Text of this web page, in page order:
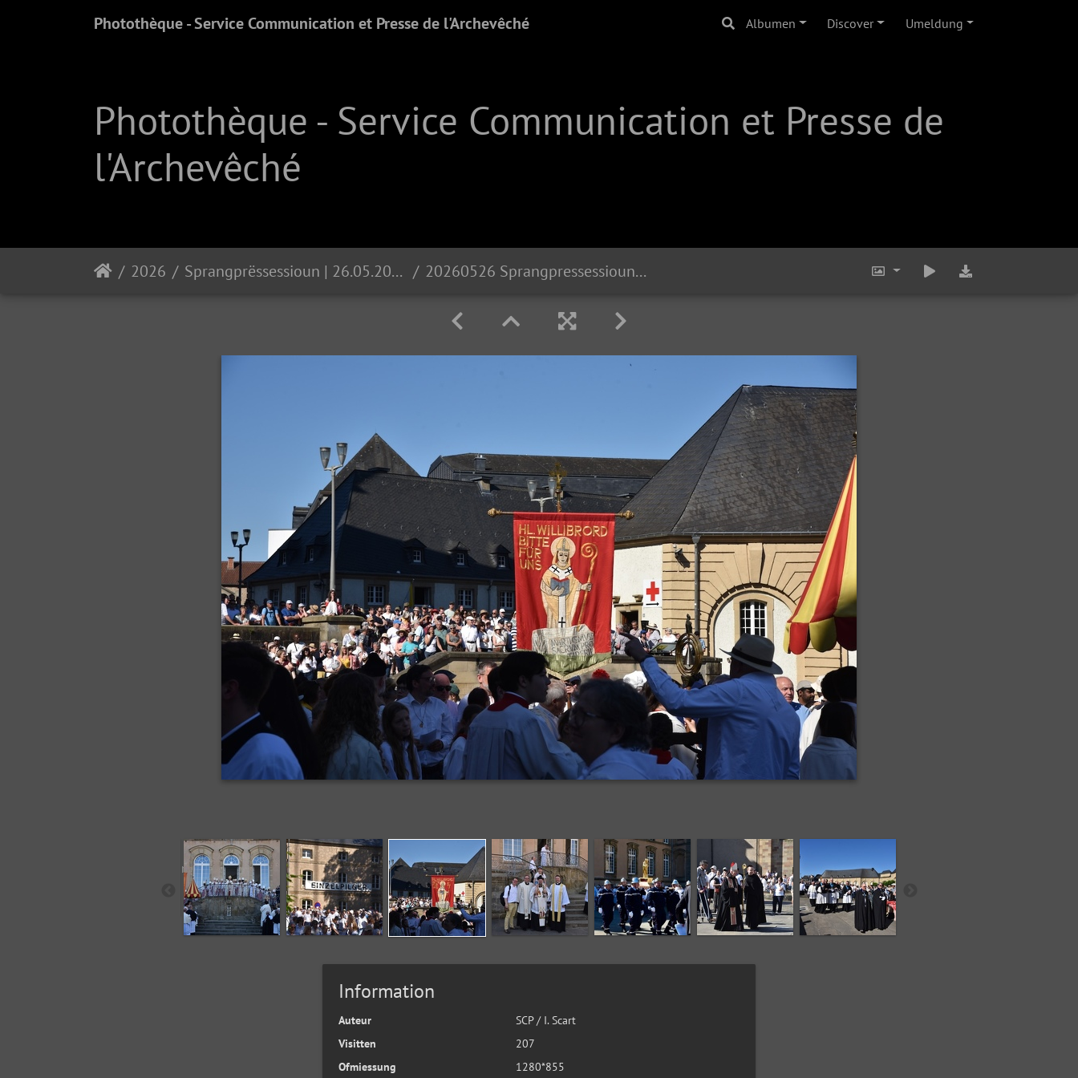
Photothèque - Service Communication et Presse de l'Archevêché Albumen Discover Umeldung
Photothèque - Service Communication et Presse de
l'Archevêché
2026 Sprangprëssessioun | 26.05.2026 20260526 Sprangpressessioun Echternach DSC 1208
Information
Auteur
SCP / I. Scart
Visitten
207
Ofmiessung
1280*855